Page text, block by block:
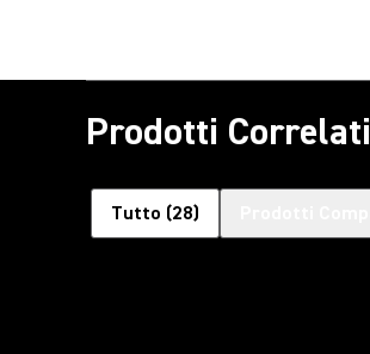
Prodotti Correlati
Tutto (28)